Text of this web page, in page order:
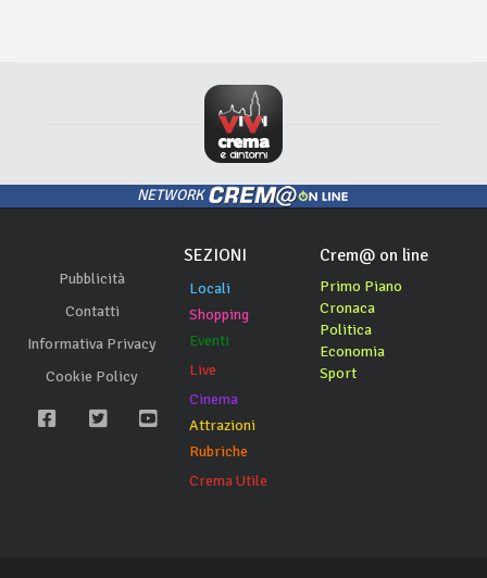
NETWORK
Pubblicità
Contatti
Informativa Privacy
Cookie Policy
SEZIONI
Locali
Shopping
Eventi
Live
Cinema
Attrazioni
Rubriche
Crema Utile
Crem@ on line
Primo Piano
Cronaca
Politica
Economia
Sport